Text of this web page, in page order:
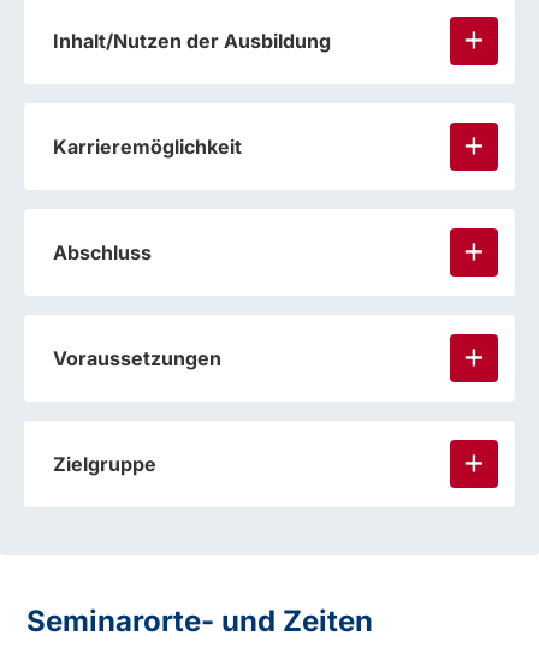
Inhalt/Nutzen der Ausbildung
Karrieremöglichkeit
Abschluss
Voraussetzungen
Zielgruppe
Seminarorte- und Zeiten